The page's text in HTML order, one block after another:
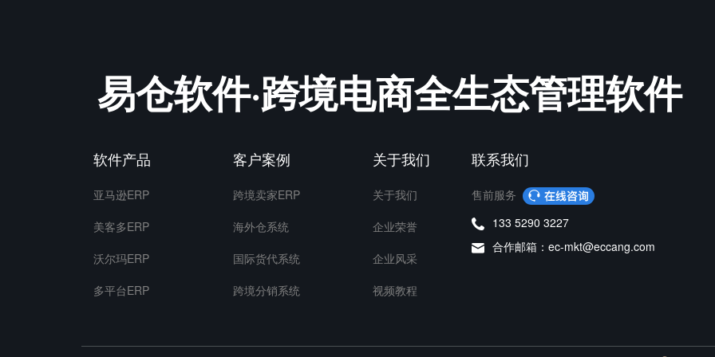
易仓软件·跨境电商全生态管理软件
软件产品
亚马逊ERP
美客多ERP
沃尔玛ERP
多平台ERP
客户案例
跨境卖家ERP
海外仓系统
国际货代系统
跨境分销系统
关于我们
关于我们
企业荣誉
企业风采
视频教程
联系我们
售前服务
133 5290 3227
合作邮箱：ec-mkt@eccang.com